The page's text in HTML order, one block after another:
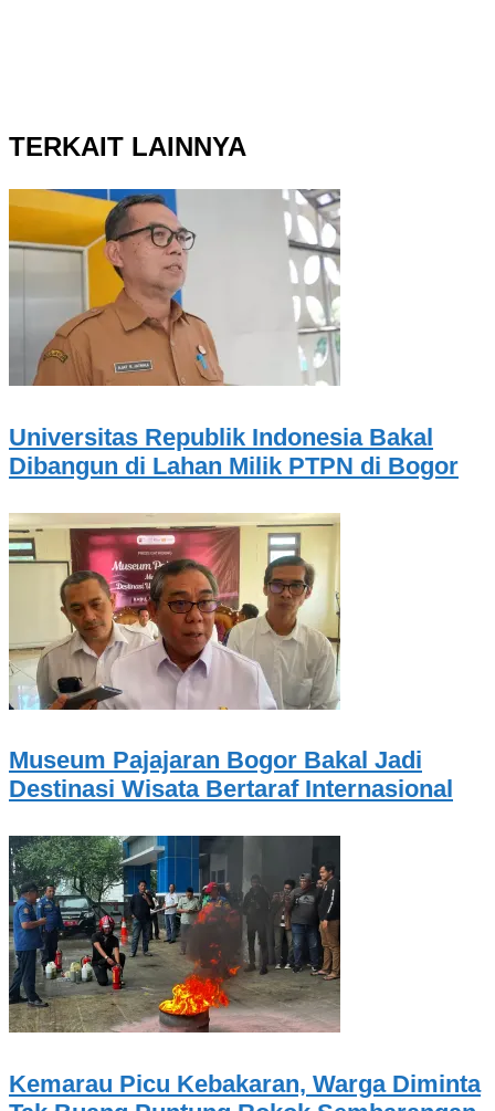
TERKAIT LAINNYA
Universitas Republik Indonesia Bakal
Dibangun di Lahan Milik PTPN di Bogor
Museum Pajajaran Bogor Bakal Jadi
Destinasi Wisata Bertaraf Internasional
Kemarau Picu Kebakaran, Warga Diminta